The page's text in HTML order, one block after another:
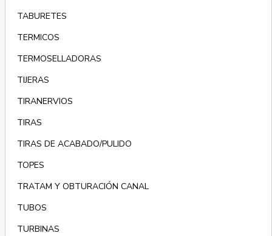
TABURETES
TERMICOS
TERMOSELLADORAS
TIJERAS
TIRANERVIOS
TIRAS
TIRAS DE ACABADO/PULIDO
TOPES
TRATAM Y OBTURACIÓN CANAL
TUBOS
TURBINAS